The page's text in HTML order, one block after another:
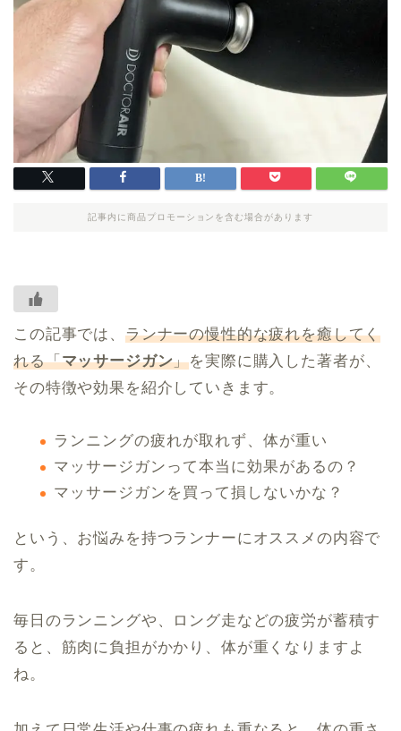
記事内に商品プロモーションを含む場合があります
この記事では、 ランナーの慢性的な疲れを癒してく
れる「マッサージガン」を実際に購入した著者が、
その特徴や効果を紹介していきます。
ランニングの疲れが取れず、体が重い
マッサージガンって本当に効果があるの？
マッサージガンを買って損しないかな？
という、お悩みを持つランナーにオススメの内容で
す。
毎日のランニングや、ロング走などの疲労が蓄積す
ると、筋肉に負担がかかり、体が重くなりますよ
ね。